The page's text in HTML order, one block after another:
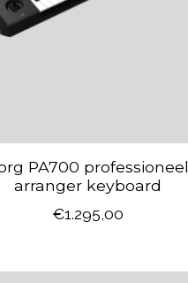
PA700 professioneel
arranger keyboard
€1.295,00